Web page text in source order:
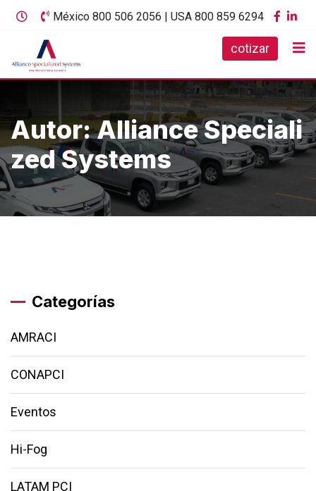
Skip
content
México 800 506 2056 | USA 800 859 6294
cotizar
Autor:Alliance Speciali
zed Systems
Categorías
AMRACI
CONAPCI
Eventos
Hi-Fog
LATAM PCI